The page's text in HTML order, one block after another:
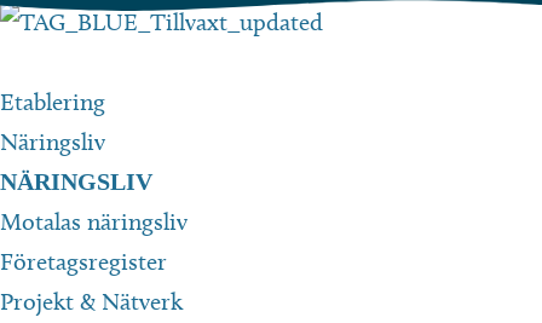
Hoppa
innehåll
Etablering
Näringsliv
NÄRINGSLIV
Motalas näringsliv
Företagsregister
Projekt & Nätverk